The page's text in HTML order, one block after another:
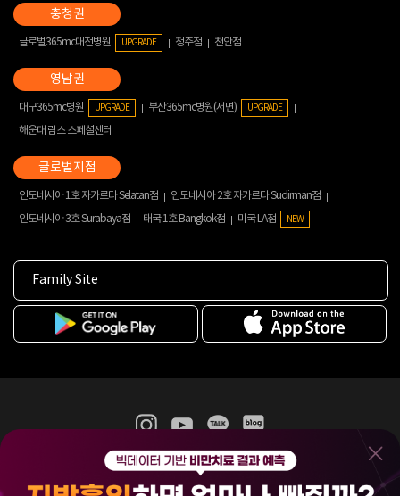
글로벌365mc대전병원 UPGRADE 청주점 천안점
대구365mc병원 UPGRADE 부산365mc병원(서면) UPGRADE
해운대 람스 스페셜센터
인도네시아 1호 자카르타 Selatan점
인도네시아 2호 자카르타 Sudirman점
인도네시아 3호 Surabaya점
태국 1호 Bangkok점 미국 LA점 NEW
Family Site
365mc 병·의원 이용약관
홈페이지 이용약관
비급여진료수가